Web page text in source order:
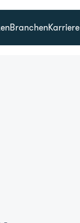
BranchenKarriere